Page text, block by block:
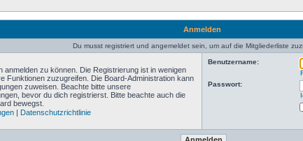
Anmelden
Du musst registriert und angemeldet sein, um auf die Mitgliederliste
zu können. Die Registrierung ist in wenigen
Funktionen zuzugreifen. Die Board-Administration kann
zuweisen. Beachte bitte unsere
bevor du dich registrierst. Bitte beachte auch die
bewegst.
| Datenschutzrichtlinie
Benutzername:
Passwort: